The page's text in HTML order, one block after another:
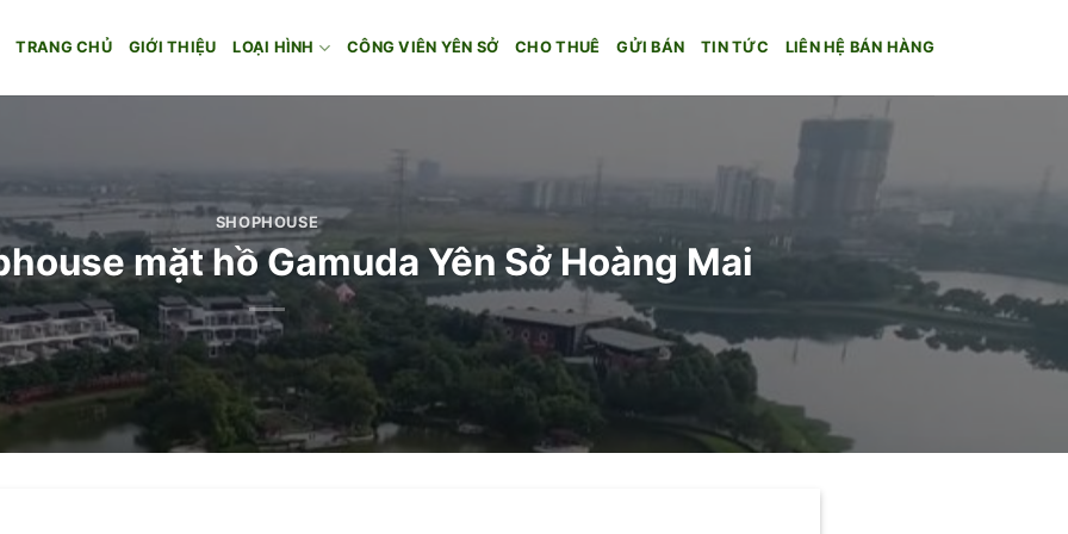
TRANG CHỦ GIỚI THIỆU LOẠI HÌNH CÔNG VIÊN YÊN SỞ CHO THUÊ GỬI BÁN TIN TỨC LIÊN HỆ BÁN HÀNG
SHOPHOUSE
mặt hồ Gamuda Yên Sở Hoàng Mai